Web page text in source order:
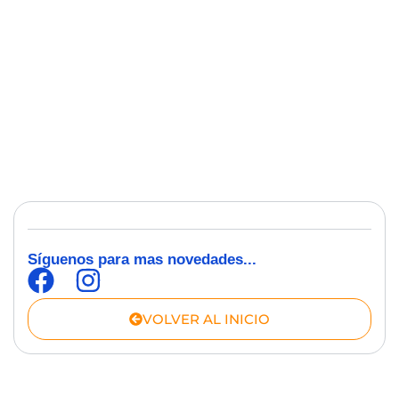
Síguenos para mas novedades...
VOLVER AL INICIO